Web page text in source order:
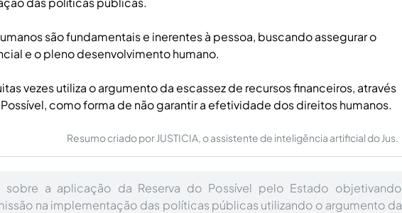
são fundamentais e inerentes à pessoa, buscando assegurar o
e o pleno desenvolvimento humano.
vezes utiliza o argumento da escassez de recursos financeiros, através
como forma de não garantir a efetividade dos direitos humanos.
Resumo criado por JUSTICIA, o assistente de inteligência artificial do Jus.
sobre a aplicação da Reserva do Possível pelo Estado objetivando
na implementação das políticas públicas utilizando o argumento da